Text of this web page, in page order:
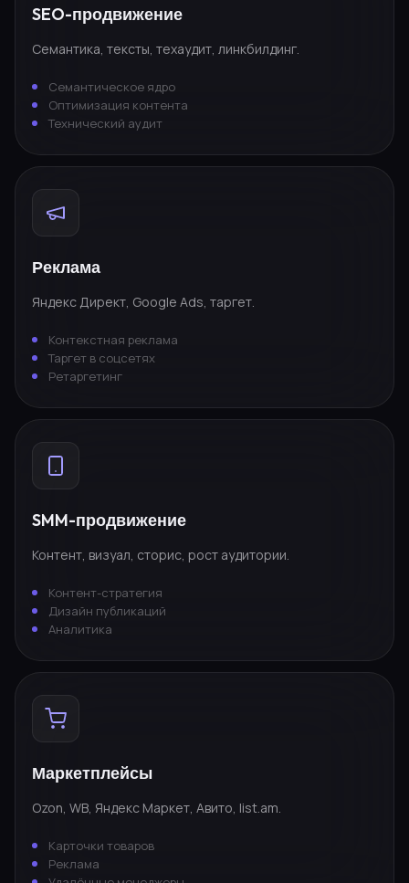
SEO-продвижение
Семантика, тексты, техаудит, линкбилдинг.
Семантическое ядро
Оптимизация контента
Технический аудит
Реклама
Яндекс Директ, Google Ads, таргет.
Контекстная реклама
Таргет в соцсетях
Ретаргетинг
SMM-продвижение
Контент, визуал, сторис, рост аудитории.
Контент-стратегия
Дизайн публикаций
Аналитика
Маркетплейсы
Ozon, WB, Яндекс Маркет, Авито, list.am.
Карточки товаров
Реклама